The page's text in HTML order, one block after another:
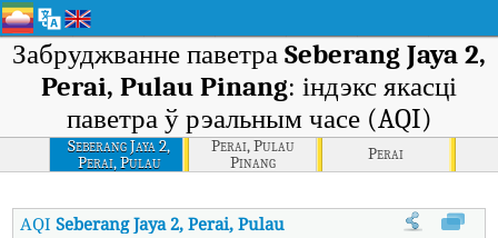
Забруджванне паветра Seberang Jaya 2,
Perai, Pulau Pinang: індэкс якасці
паветра ў рэальным часе (AQI)
Seberang Jaya 2,
Perai, Pulau
Pinang
Perai, Pulau
Pinang
Perai
AQISeberang Jaya 2, Perai, Pulau Pinang Індэкс якасці